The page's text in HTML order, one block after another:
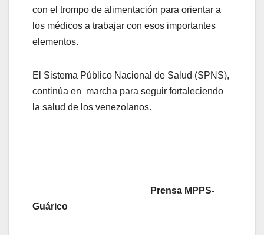
con el trompo de alimentación para orientar a
los médicos a trabajar con esos importantes
elementos.
El Sistema Público Nacional de Salud (SPNS),
continúa en marcha para seguir fortaleciendo
la salud de los venezolanos.
Prensa MPPS-
Guárico